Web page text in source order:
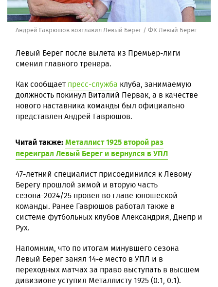
Андрей Гаврюшов возглавил Левый Берег / ФК Левый Берег
Левый Берег после вылета из Премьер-лиги
сменил главного тренера.
Как сообщает пресс-служба клуба, занимаемую
должность покинул Виталий Первак, а в качестве
нового наставника команды был официально
представлен Андрей Гаврюшов.
Читай также:Металлист 1925 второй раз
переиграл Левый Берег и вернулся в УПЛ
47-летний специалист присоединился к Левому
Берегу прошлой зимой и вторую часть
сезона-2024/25 провел во главе юношеской
команды. Ранее Гаврюшов работал также в
системе футбольных клубов Александрия, Днепр и
Рух.
Напомним, что по итогам минувшего сезона
Левый Берег занял 14-е место в УПЛ и в
переходных матчах за право выступать в высшем
дивизионе уступил Металлисту 1925 (0:1, 0:1).